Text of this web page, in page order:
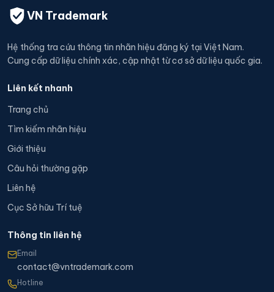
VN Trademark
Hệ thống tra cứu thông tin nhãn hiệu đăng ký tại Việt Nam.
Cung cấp dữ liệu chính xác, cập nhật từ cơ sở dữ liệu quốc gia.
Liên kết nhanh
Trang chủ
Tìm kiếm nhãn hiệu
Giới thiệu
Câu hỏi thường gặp
Liên hệ
Cục Sở hữu Trí tuệ
Thông tin liên hệ
Email
contact@vntrademark.com
Hotline